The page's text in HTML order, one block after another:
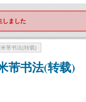
しました
米芾书法(转载)
芾书法(转载)